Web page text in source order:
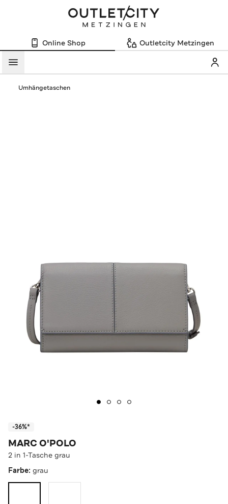
Online Shop Outletcity Metzingen
Menü
Umhängetaschen
-36%*
MARC O'POLO
2 in 1-Tasche grau
Farbe: grau